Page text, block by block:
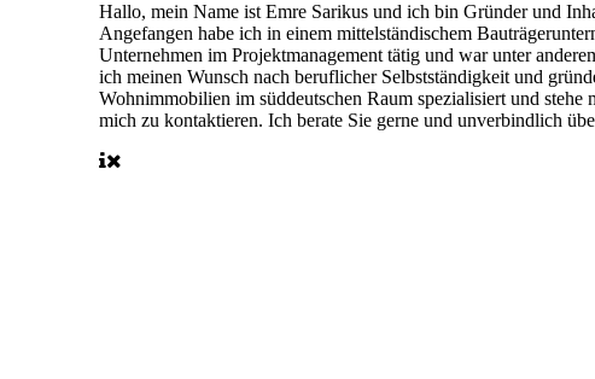
Hallo, mein Name ist Emre Sarikus und ich bin Gründer und
Angefangen habe ich in einem mittelständischem
Unternehmen im Projektmanagement tätig und war unter
ich meinen Wunsch nach beruflicher Selbstständigkeit und
Wohnimmobilien im süddeutschen Raum spezialisiert und
mich zu kontaktieren. Ich berate Sie gerne und unverbindlich